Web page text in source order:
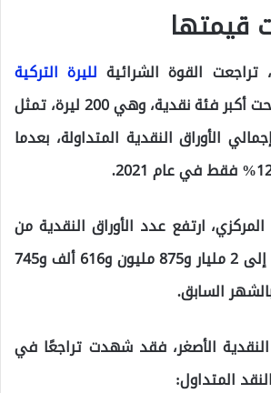
قيمتها
القوة الشرائيةلليرة التركية
بشكل ملحوظ، وأصبحت أكبر فئة نقدية، وهي 200 ليرة، تمثل
من إجمالي الأوراق النقدية المتداولة، بعدما
المركزي، ارتفع عدد الأوراق النقدية من
فئة 200 ليرة ليصل إلى 2 مليار و875 مليون و616 ألف و745
السابق.
النقدية الأصغر، فقد شهدت تراجعًا في
المتداول: